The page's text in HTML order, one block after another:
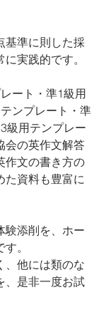
基準に則した採
実践的です。
ート・準1級用
ンプレート・準
級用テンプレー
会の英作文解答
作文の書き方の
た資料も豊富に
験添削を、ホー
。
、他には類のな
、是非一度お試